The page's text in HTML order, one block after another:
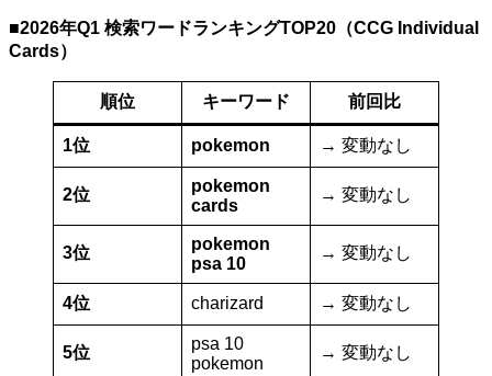
■2026年Q1 検索ワードランキングTOP20（CCG Individual
Cards）
順位 キーワード 前回比
1位 pokemon → 変動なし
2位
pokemon
cards
→ 変動なし
3位
pokemon
psa 10
→ 変動なし
4位 charizard → 変動なし
5位
psa 10
pokemon
→ 変動なし